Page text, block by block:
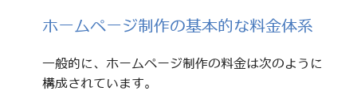
ホームページ制作の基本的な料金体系
一般的に、ホームページ制作の料金は次のように
構成されています。